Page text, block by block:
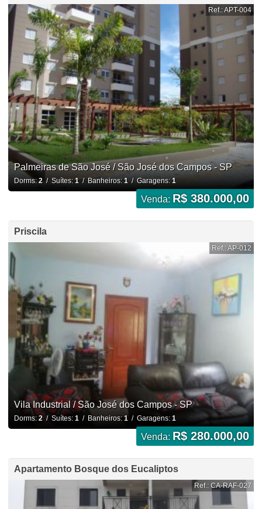
Ref.: APT-004
Palmeiras de São José / São José dos Campos - SP
Dorms: 2/ Suítes: 1/ Banheiros:1 / Garagens: 1
Venda: R$ 380.000,00
Priscila
Ref.: AP-012
Vila Industrial / São José dos Campos - SP
Dorms: 2/ Suítes: 1/ Banheiros:1/ Garagens: 1
Venda: R$ 280.000,00
Apartamento Bosque dos Eucaliptos
Ref.: CA-RAF-027